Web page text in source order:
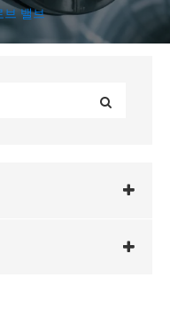
브 밸브